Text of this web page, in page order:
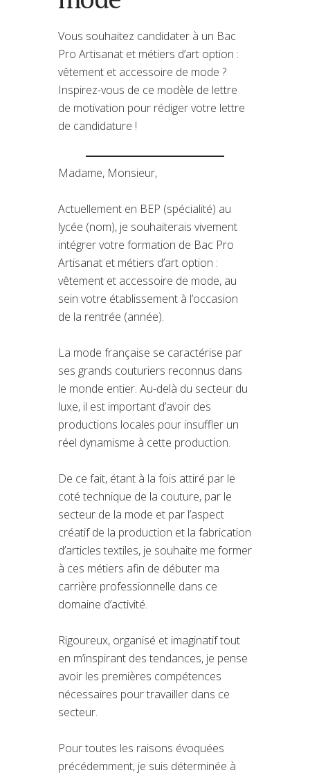
Vous souhaitez candidater à un Bac
Pro Artisanat et métiers d’art option :
vêtement et accessoire de mode ?
Inspirez-vous de ce modèle de lettre
de motivation pour rédiger votre lettre
de candidature !
Madame, Monsieur,
Actuellement en BEP (spécialité) au
lycée (nom), je souhaiterais vivement
intégrer votre formation de Bac Pro
Artisanat et métiers d’art option :
vêtement et accessoire de mode, au
sein votre établissement à l’occasion
de la rentrée (année).
La mode française se caractérise par
ses grands couturiers reconnus dans
le monde entier. Au-delà du secteur du
luxe, il est important d’avoir des
productions locales pour insuffler un
réel dynamisme à cette production.
De ce fait, étant à la fois attiré par le
coté technique de la couture, par le
secteur de la mode et par l’aspect
créatif de la production et la fabrication
d’articles textiles, je souhaite me former
à ces métiers afin de débuter ma
carrière professionnelle dans ce
domaine d’activité.
Rigoureux, organisé et imaginatif tout
en m’inspirant des tendances, je pense
avoir les premières compétences
nécessaires pour travailler dans ce
secteur.
Pour toutes les raisons évoquées
précédemment, je suis déterminée à